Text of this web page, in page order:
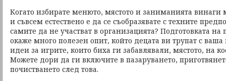
Когато избирате менюто, мястото и заниманията винаги
и съвсем естествено е да се съобразявате с техните
самите да не участват в организацията? Подготовката
окаже много полезен опит, който децата ви трупат с
идеи за игрите, които биха ги забавлявали, мястото, на
Можете дори да ги включите в пазаруването,
почистването след това.